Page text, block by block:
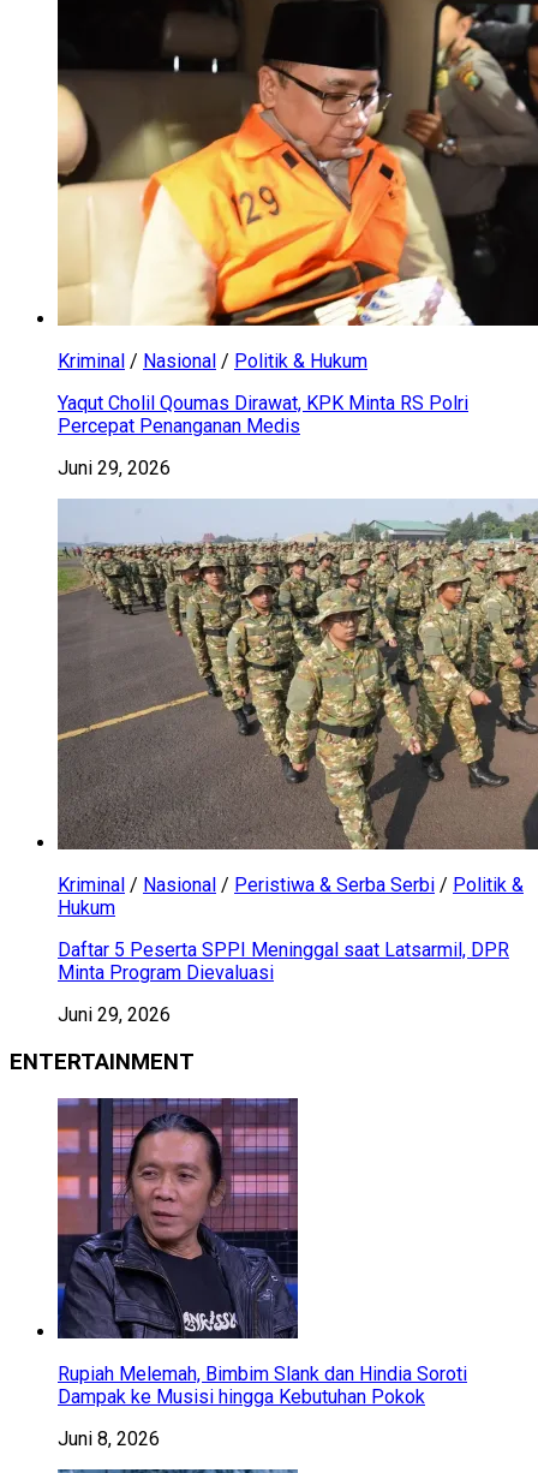
Kriminal / Nasional / Politik & Hukum
Yaqut Cholil Qoumas Dirawat, KPK Minta RS Polri
Percepat Penanganan Medis
Juni 29, 2026
Kriminal / Nasional / Peristiwa & Serba Serbi / Politik &
Hukum
Daftar 5 Peserta SPPI Meninggal saat Latsarmil, DPR
Minta Program Dievaluasi
Juni 29, 2026
ENTERTAINMENT
Rupiah Melemah, Bimbim Slank dan Hindia Soroti
Dampak ke Musisi hingga Kebutuhan Pokok
Juni 8, 2026